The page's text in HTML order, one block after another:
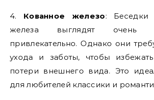
4. Кованное железо: Беседки
железа выглядят очень
привлекательно. Однако они
ухода и заботы, чтобы
потери внешнего вида. Это
для любителей классики и